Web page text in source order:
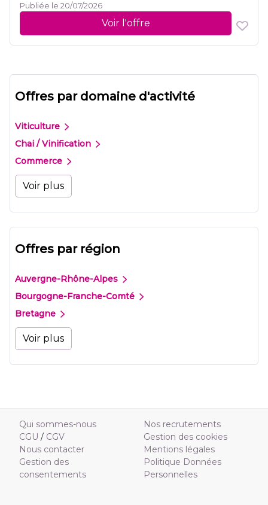
Publiée le 20/07/2026
Voir l'offre
Offres par domaine d'activité
Viticulture
Chai / Vinification
Commerce
Voir plus
Offres par région
Auvergne-Rhône-Alpes
Bourgogne-Franche-Comté
Bretagne
Voir plus
Qui sommes-nous
CGU / CGV
Nous contacter
Gestion des
consentements
Nos recrutements
Gestion des cookies
Mentions légales
Politique Données
Personnelles